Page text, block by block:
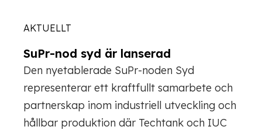
AKTUELLT
SuPr-nod syd är lanserad
Den nyetablerade SuPr-noden Syd
representerar ett kraftfullt samarbete och
partnerskap inom industriell utveckling och
hållbar produktion där Techtank och IUC